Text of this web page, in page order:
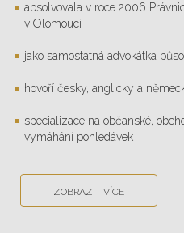
absolvovala v roce 2006
v Olomouci
jako samostatná advokátka
hovoří česky, anglicky a
specializace na občanské,
vymáhání pohledávek
ZOBRAZIT VÍCE